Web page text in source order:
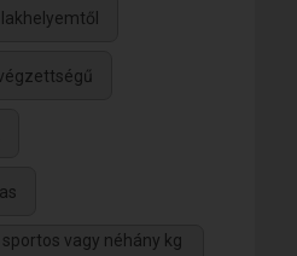
vagy néhány kg